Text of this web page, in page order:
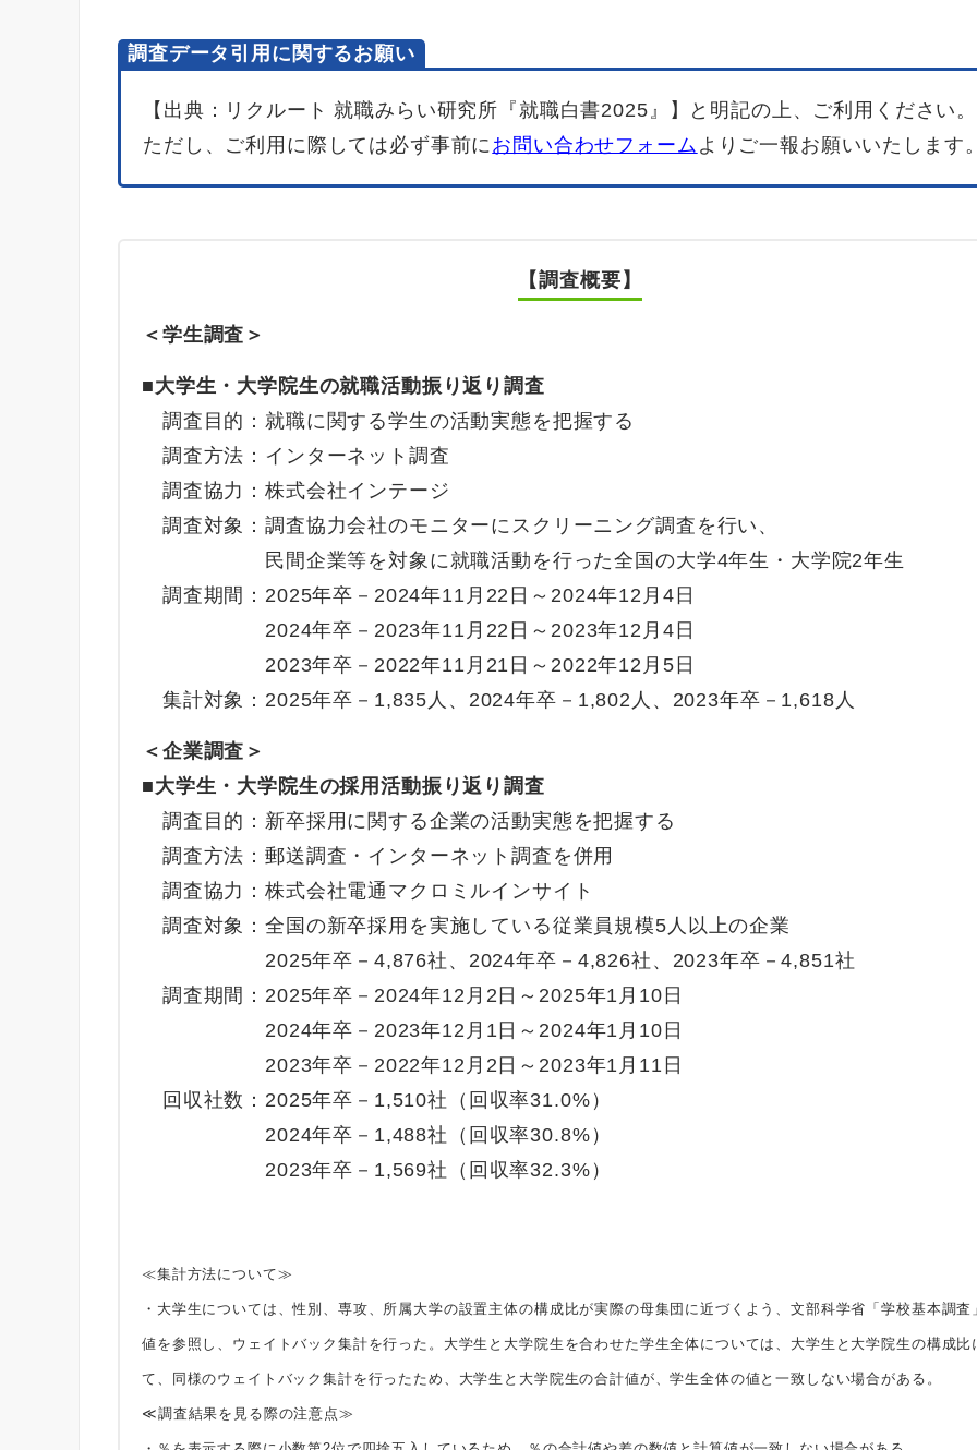
調査データ引用に関するお願い
【出典：リクルート 就職みらい研究所『就職白書2025』】と明記の上、ご利用ください。
ただし、ご利用に際しては必ず事前にお問い合わせフォーム よりご一報お願いいたします
【調査概要】
＜学生調査＞
■大学生・大学院生の就職活動振り返り調査
調査目的：就職に関する学生の活動実態を把握する
調査方法：インターネット調査
調査協力：株式会社インテージ
調査対象：調査協力会社のモニターにスクリーニング調査を行い、
民間企業等を対象に就職活動を行った全国の大学4年生・大学院2年生
調査期間：2025年卒－2024年11月22日～2024年12月4日
2024年卒－2023年11月22日～2023年12月4日
2023年卒－2022年11月21日～2022年12月5日
集計対象：2025年卒－1,835人、2024年卒－1,802人、2023年卒－1,618人
＜企業調査＞
■大学生・大学院生の採用活動振り返り調査
調査目的：新卒採用に関する企業の活動実態を把握する
調査方法：郵送調査・インターネット調査を併用
調査協力：株式会社電通マクロミルインサイト
調査対象：全国の新卒採用を実施している従業員規模5人以上の企業
2025年卒－4,876社、2024年卒－4,826社、2023年卒－4,851社
調査期間：2025年卒－2024年12月2日～2025年1月10日
2024年卒－2023年12月1日～2024年1月10日
2023年卒－2022年12月2日～2023年1月11日
回収社数：2025年卒－1,510社（回収率31.0%）
2024年卒－1,488社（回収率30.8%）
2023年卒－1,569社（回収率32.3%）
≪集計方法について≫
・大学生については、性別、専攻、所属大学の設置主体の構成比が実際の母集団に近づくよう、文部科学省「学校基本調査
値を参照し、ウェイトバック集計を行った。大学生と大学院生を合わせた学生全体については、大学生と大学院生の構成比
て、同様のウェイトバック集計を行ったため、大学生と大学院生の合計値が、学生全体の値と一致しない場合がある。
≪調査結果を見る際の注意点≫